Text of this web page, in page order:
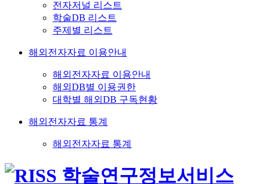
전자저널 리스트
학술DB 리스트
주제별 리스트
해외전자자료 이용안내
해외전자자료 이용안내
해외DB별 이용권한
대학별 해외DB 구독현황
해외전자자료 통계
해외전자자료 통계